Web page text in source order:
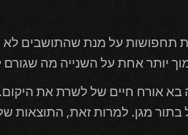
תחפושות על מנת שהתושבים לא
יותר אחת על השנייה מה שגורם
אורח חיים של לשרת את
בתור מגן. למרות זאת, התוצאות